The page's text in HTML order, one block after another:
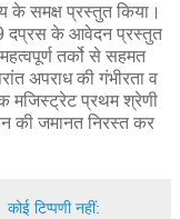
के समक्ष प्रस्तुत किया।
दप्रस के आवेदन प्रस्तुत
तर्को से सहमत
अपराध की गंभीरता व
मजिस्ट्रेट प्रथम श्रेणी
की जमानत निरस्त कर
कोई टिप्पणी नहीं: